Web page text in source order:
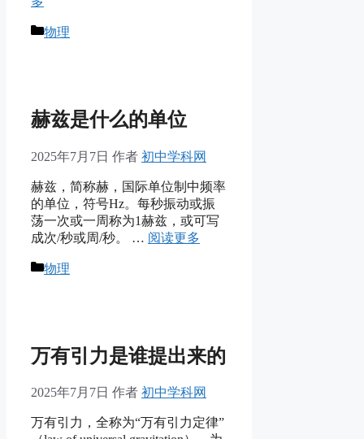
分
物理
赫兹是什么的单位
2025年7月7日 作者 初中学科网
赫兹，简称赫，国际单位制中频率
的单位，符号Hz。每秒振动或振
荡一次或一周称为1赫兹，或可写
成次/秒或周/秒。 … 阅读更多
分
物理
万有引力是谁提出来的
2025年7月7日 作者 初中学科网
万有引力，全称为“万有引力定律”